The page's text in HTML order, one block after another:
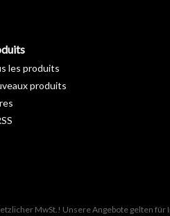
les produits
produits
MwSt.! Unsere Angebote gelten